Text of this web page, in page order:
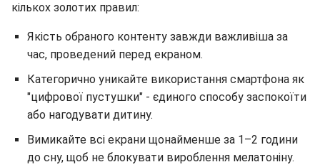
кількох золотих правил:
Якість обраного контенту завжди важливіша за
час, проведений перед екраном.
Категорично уникайте використання смартфона як
"цифрової пустушки" - єдиного способу заспокоїти
або нагодувати дитину.
Вимикайте всі екрани щонайменше за 1–2 години
до сну, щоб не блокувати вироблення мелатоніну.